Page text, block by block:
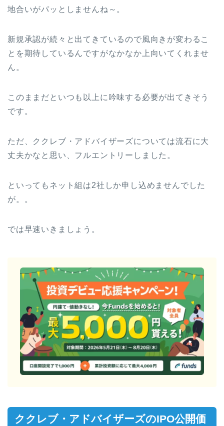
地合いがパッとしませんね～。
新規承認が続々と出てきているので風向きが変わるこ
とを期待しているんですがなかなか上向いてくれませ
ん。
このままだといつも以上に吟味する必要が出てきそう
です。
ただ、ククレブ・アドバイザーズについては流石に大
丈夫かなと思い、フルエントリーしました。
といってもネット組は2社しか申し込めませんでした
が。。
では早速いきましょう。
ククレブ・アドバイザーズのIPO公開価